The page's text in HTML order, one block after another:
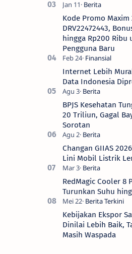
Kode Promo Maxim
DRV22472443,
hingga Rp200 Ribu
Pengguna Baru
Internet Lebih
Data Indonesia
BPJS Kesehatan
20 Triliun, Gagal
Sorotan
Changan GIIAS
Lini Mobil Listrik
RedMagic Cooler 8
Turunkan Suhu
Kebijakan Ekspor
Dinilai Lebih Baik,
Masih Waspada